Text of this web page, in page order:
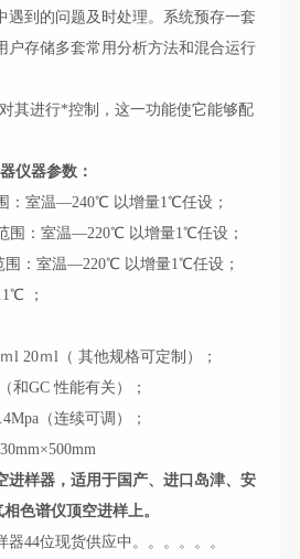
遇到的问题及时处理。系统预存一套
户存储多套常用分析方法和混合运行
其进行*控制，这一功能使它能够配
仪器参数：
：室温—240℃ 以增量1℃任设；
围：室温—220℃ 以增量1℃任设；
围：室温—220℃ 以增量1℃任设；
；
l 20ｍl（ 其他规格可定制）；
和GC 性能有关）；
（连续可调）；
进样器，适用于国产、进口岛津、安
色谱仪顶空进样上。
44位现货供应中。。。。。。